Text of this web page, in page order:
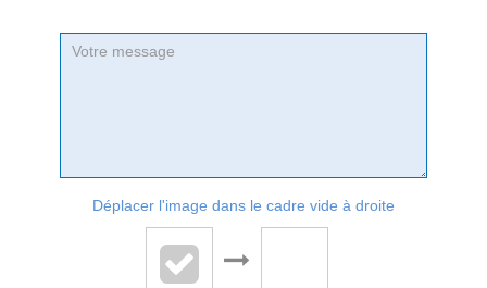
Déplacer l'image dans le cadre vide à droite